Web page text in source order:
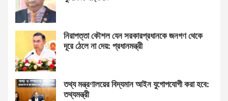
নিরাপত্তা কৌশল যেন সরকারপ্রধানকে জনগণ থেকে
দূরে ঠেলে না দেয়: প্রধানমন্ত্রী
তথ্য মন্ত্রণালয়ের বিদ্যমান আইন যুগোপযোগী করা হবে:
তথ্যমন্ত্রী